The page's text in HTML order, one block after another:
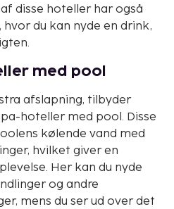
disse hoteller har også
du kan nyde en drink,
med pool
afslapning, tilbyder
hoteller med pool. Disse
kølende vand med
hvilket giver en
Her kan du nyde
og andre
mens du ser ud over det